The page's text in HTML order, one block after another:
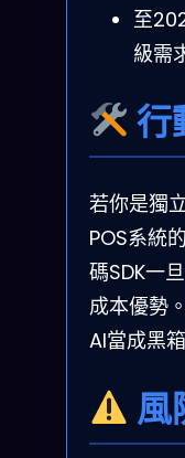
至
級需
行
若你是獨
POS系統
碼SDK一
成本優勢
AI當成黑
風